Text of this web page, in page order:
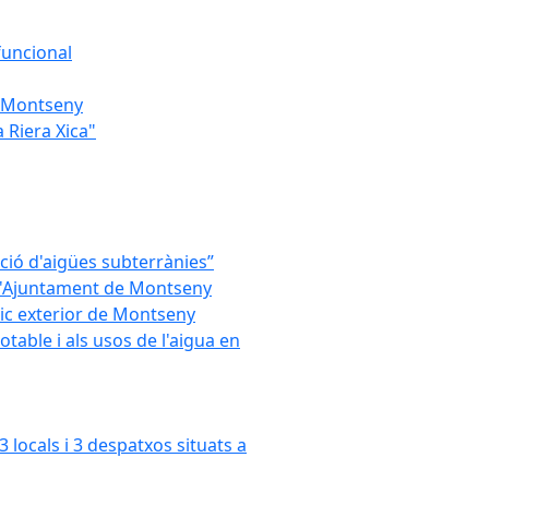
Xica"
d'aigües subterrànies”
de Montseny
exterior de Montseny
i als usos de l'aigua en
locals i 3 despatxos situats a